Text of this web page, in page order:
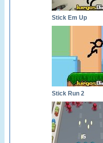
Stick Em Up
Stick Run 2